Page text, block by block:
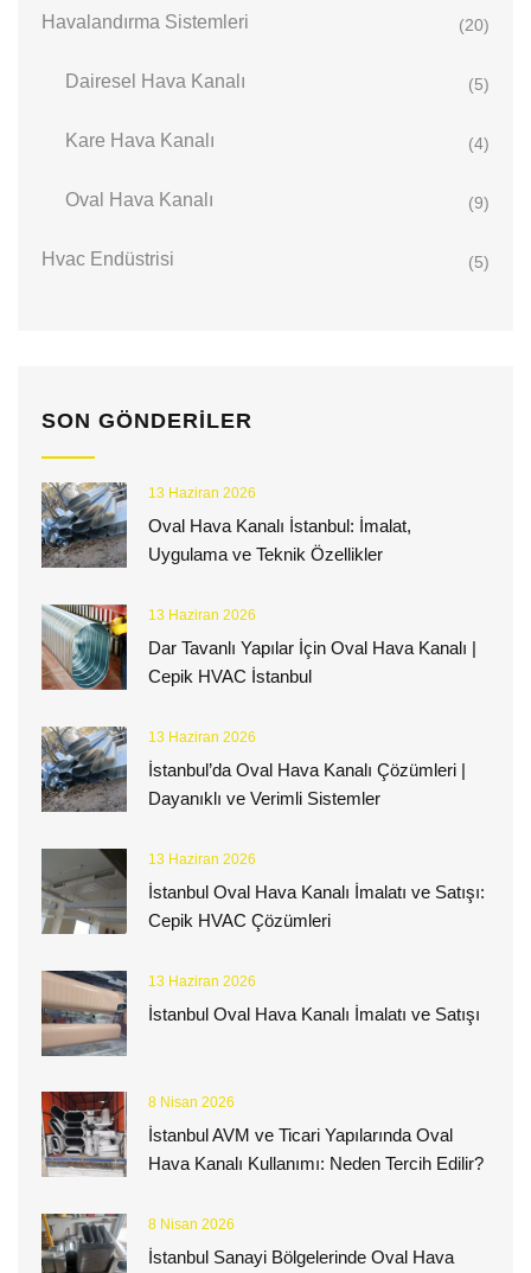
Havalandırma Sistemleri (20)
Dairesel Hava Kanalı (5)
Kare Hava Kanalı (4)
Oval Hava Kanalı (9)
Hvac Endüstrisi (5)
SON GÖNDERILER
13 Haziran 2026
Oval Hava Kanalı İstanbul: İmalat,
Uygulama ve Teknik Özellikler
13 Haziran 2026
Dar Tavanlı Yapılar İçin Oval Hava Kanalı |
Cepik HVAC İstanbul
13 Haziran 2026
İstanbul’da Oval Hava Kanalı Çözümleri |
Dayanıklı ve Verimli Sistemler
13 Haziran 2026
İstanbul Oval Hava Kanalı İmalatı ve Satışı:
Cepik HVAC Çözümleri
13 Haziran 2026
İstanbul Oval Hava Kanalı İmalatı ve Satışı
8 Nisan 2026
İstanbul AVM ve Ticari Yapılarında Oval
Hava Kanalı Kullanımı: Neden Tercih Edilir?
8 Nisan 2026
İstanbul Sanayi Bölgelerinde Oval Hava